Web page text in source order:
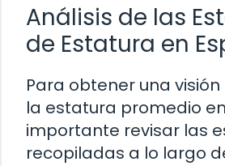
Análisis de las
de Estatura en
Para obtener una
la estatura promedio
importante revisar las
recopiladas a lo largo